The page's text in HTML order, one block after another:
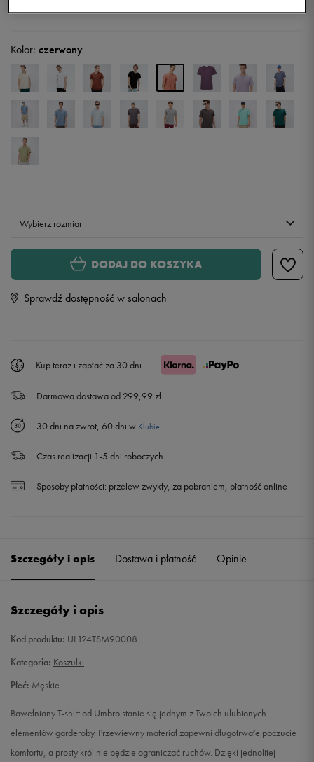
Kolor: czerwony
Wybierz rozmiar
M
XL Powiadom o dostępności
Powiadom o dostępności
DODAJ DO KOSZYKA
Sprawdź dostępność w salonach
Kup teraz i zapłać za 30 dni |
Darmowa dostawa od 299,99 zł
30 dni na zwrot, 60 dni w Klubie
Czas realizacji 1-5 dni roboczych
Sposoby płatności: przelew zwykły, za pobraniem, płatność online
Szczegóły i opis Dostawa i płatność Opinie
Szczegóły i opis
Kod produktu: UL124TSM90008
Kategoria: Koszulki
Płeć: Męskie
Bawełniany T-shirt od Umbro stanie się jednym z Twoich ulubionych
elementów garderoby. Przewiewny materiał zapewni długotrwałe poczucie
komfortu, a prosty krój nie będzie ograniczać ruchów. Dzięki jednolitej